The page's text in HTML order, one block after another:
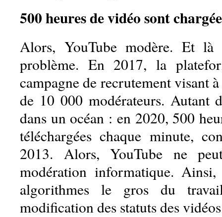
500 heures de vidéo sont
Alors, YouTube modère. Et
problème. En 2017, la
campagne de recrutement visant
de 10 000 modérateurs. Autant
dans un océan : en 2020, 500
téléchargées chaque minute,
2013. Alors, YouTube ne
modération informatique.
algorithmes le gros du
modification des statuts des